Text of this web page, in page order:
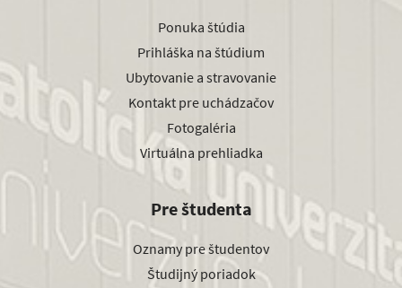
Ponuka štúdia
Prihláška na štúdium
Ubytovanie a stravovanie
Kontakt pre uchádzačov
Fotogaléria
Virtuálna prehliadka
Pre študenta
Oznamy pre študentov
Študijný poriadok